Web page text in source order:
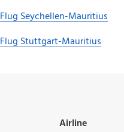
Flug Seychellen-Mauritius
Flug Stuttgart-Mauritius
Airline